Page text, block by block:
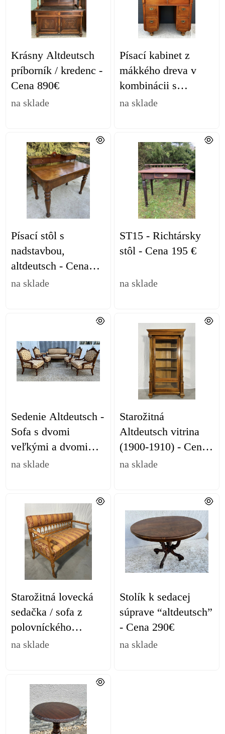
Krásny Altdeutsch
príborník / kredenc -
Cena 890€
na sklade
Písací kabinet z
mákkého dreva v
kombinácii s
čerešňový drevom -
na sklade
Písací stôl s
nadstavbou,
altdeutsch - Cena
360€
na sklade
ST15 - Richtársky
stôl - Cena 195 €
na sklade
Sedenie Altdeutsch -
Sofa s dvomi
veľkými a dvomi
malými kreslami a
na sklade
Starožitná
Altdeutsch vitrina
(1900-1910) - Cena
1.200 €
na sklade
Starožitná lovecká
sedačka / sofa z
polovníckého
kaštieľa - Cena 760
na sklade
Stolík k sedacej
súprave “altdeutsch”
- Cena 290€
na sklade